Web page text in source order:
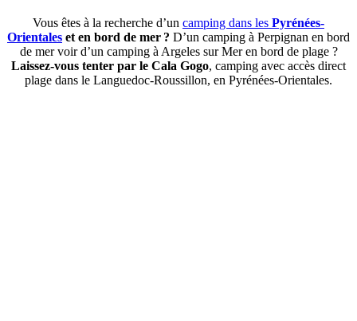
Vous êtes à la recherche d’un camping dans les Pyrénées-
Orientales et en bord de mer ? D’un camping à Perpignan en bord
de mer voir d’un camping à Argeles sur Mer en bord de plage ?
Laissez-vous tenter par le Cala Gogo, camping avec accès direct
plage dans le Languedoc-Roussillon, en Pyrénées-Orientales.